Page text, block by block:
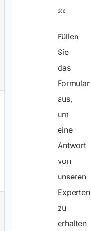
266
Füllen
Sie
das
Formular
aus,
um
eine
Antwort
von
unseren
Experten
zu
erhalten